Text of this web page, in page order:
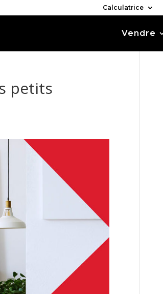
Calculatrice
Vendre
petits